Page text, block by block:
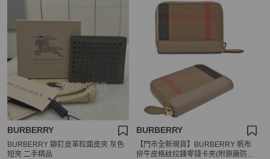
BURBERRY
BURBERRY 鉚釘皮革粒面皮夾 灰色
短夾 二手精品
BURBERRY
【門市全新現貨】BURBERRY 帆布
拚牛皮格紋拉鍊零錢卡夾(附原廠防塵